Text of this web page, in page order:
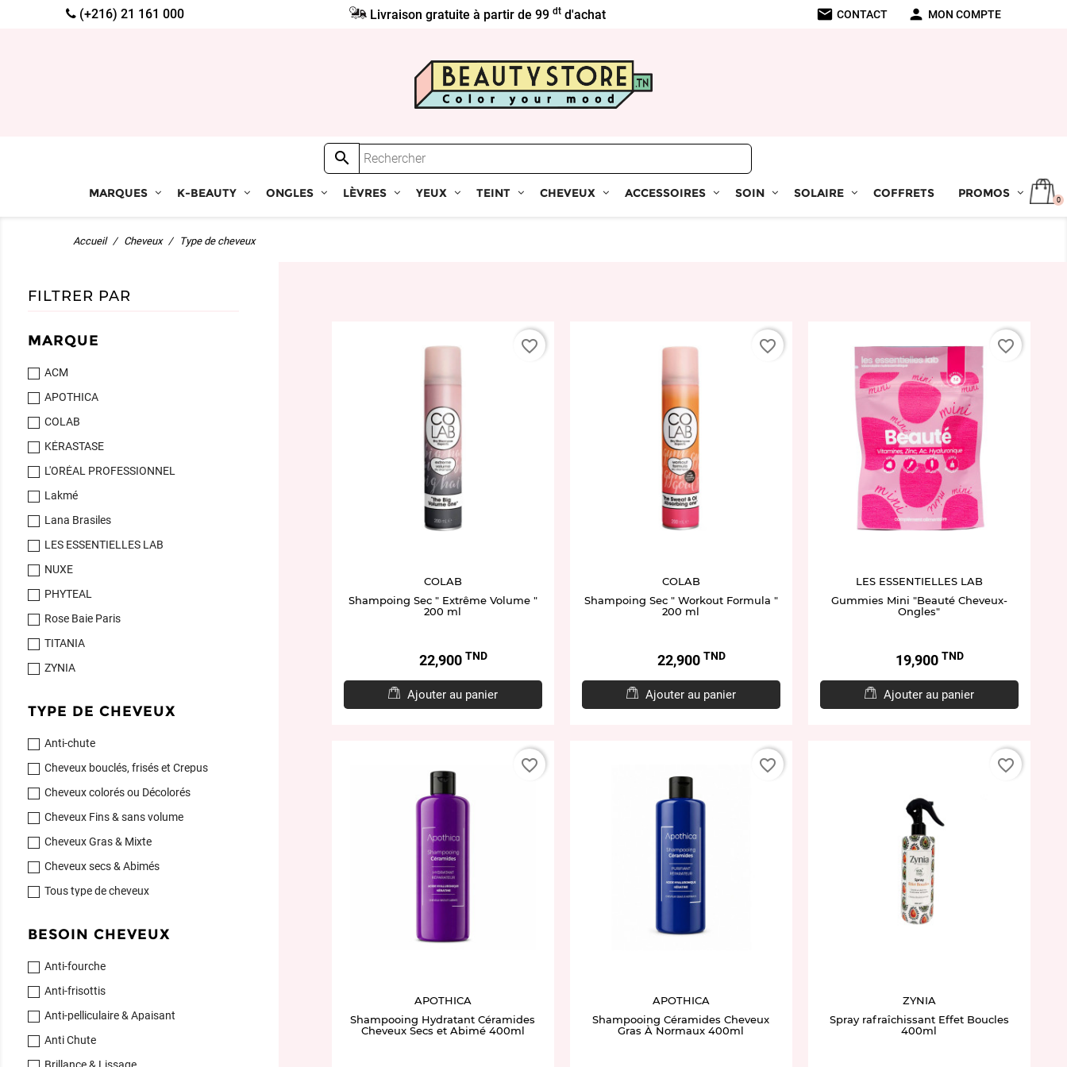
(+216) 21 161 000 Livraison gratuite à partir de 99dt d'achat mail CONTACT person MON COMPTE
MARQUES K-BEAUTY ONGLES LÈVRES YEUX TEINT CHEVEUX ACCESSOIRES SOIN SOLAIRE COFFRETS PROMOS 0

Accueil Cheveux Type de cheveux
FILTRER PAR
MARQUE
ACM
APOTHICA
COLAB
KÉRASTASE
L'ORÉAL PROFESSIONNEL
Lakmé
Lana Brasiles
LES ESSENTIELLES LAB
NUXE
PHYTEAL
Rose Baie Paris
TITANIA
ZYNIA
TYPE DE CHEVEUX
Anti-chute
Cheveux bouclés, frisés et Crepus
Cheveux colorés ou Décolorés
Cheveux Fins & sans volume
Cheveux Gras & Mixte
Cheveux secs & Abimés
Tous type de cheveux
BESOIN CHEVEUX
Anti-fourche
Anti-frisottis
Anti-pelliculaire & Apaisant
Anti Chute
COLAB
Shampoing Sec " Extrême Volume "
200 ml
Prix22,900 TND
Ajouter au panier
favorite_border
COLAB
Shampoing Sec " Workout Formula "
200 ml
Prix22,900 TND
Ajouter au panier
favorite_border
LES ESSENTIELLES LAB
Gummies Mini "Beauté Cheveux-
Ongles"
Prix19,900 TND
Ajouter au panier
favorite_border
APOTHICA
Shampooing Hydratant Céramides
Cheveux Secs et Abimé 400ml
favorite_border
APOTHICA
Shampooing Céramides Cheveux
Gras À Normaux 400ml
favorite_border
ZYNIA
Spray rafraîchissant Effet Boucles
400ml
favorite_border